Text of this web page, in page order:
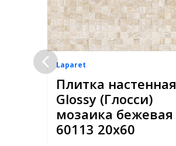
Laparet
Плитка настенная
Glossy (Глосси)
мозаика бежевая
60113 20х60